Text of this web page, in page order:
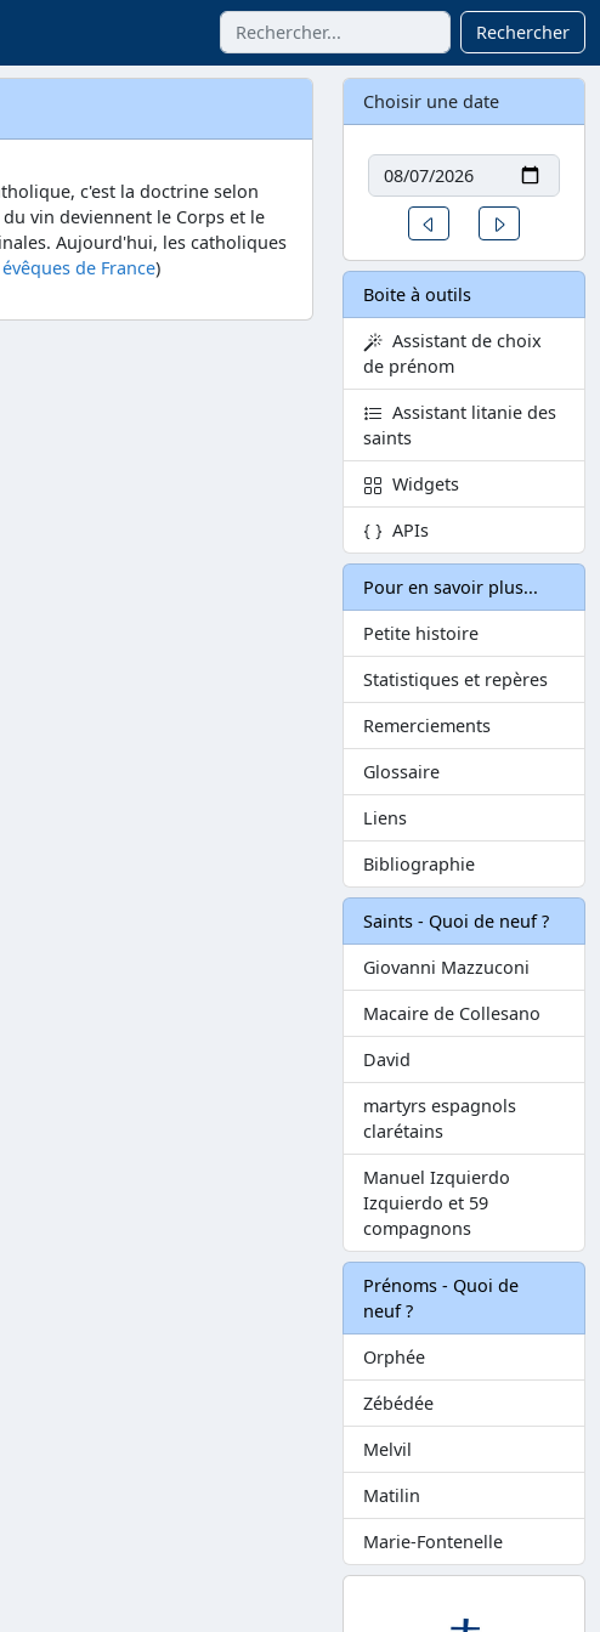
Rechercher
c'est la doctrine selon
vin deviennent le Corps et le
Aujourd'hui, les catholiques
de France)
Choisir une date
Date
Un jour avant
Boite à outils
Assistant de choix
de prénom
Assistant litanie des
saints
Widgets
APIs
Pour en savoir plus...
Petite histoire
Statistiques et repères
Remerciements
Glossaire
Liens
Bibliographie
Saints - Quoi de neuf ?
Giovanni Mazzuconi
Macaire de Collesano
David
martyrs espagnols
clarétains
Manuel Izquierdo
Izquierdo et 59
compagnons
Prénoms - Quoi de
neuf ?
Orphée
Zébédée
Melvil
Matilin
Marie-Fontenelle